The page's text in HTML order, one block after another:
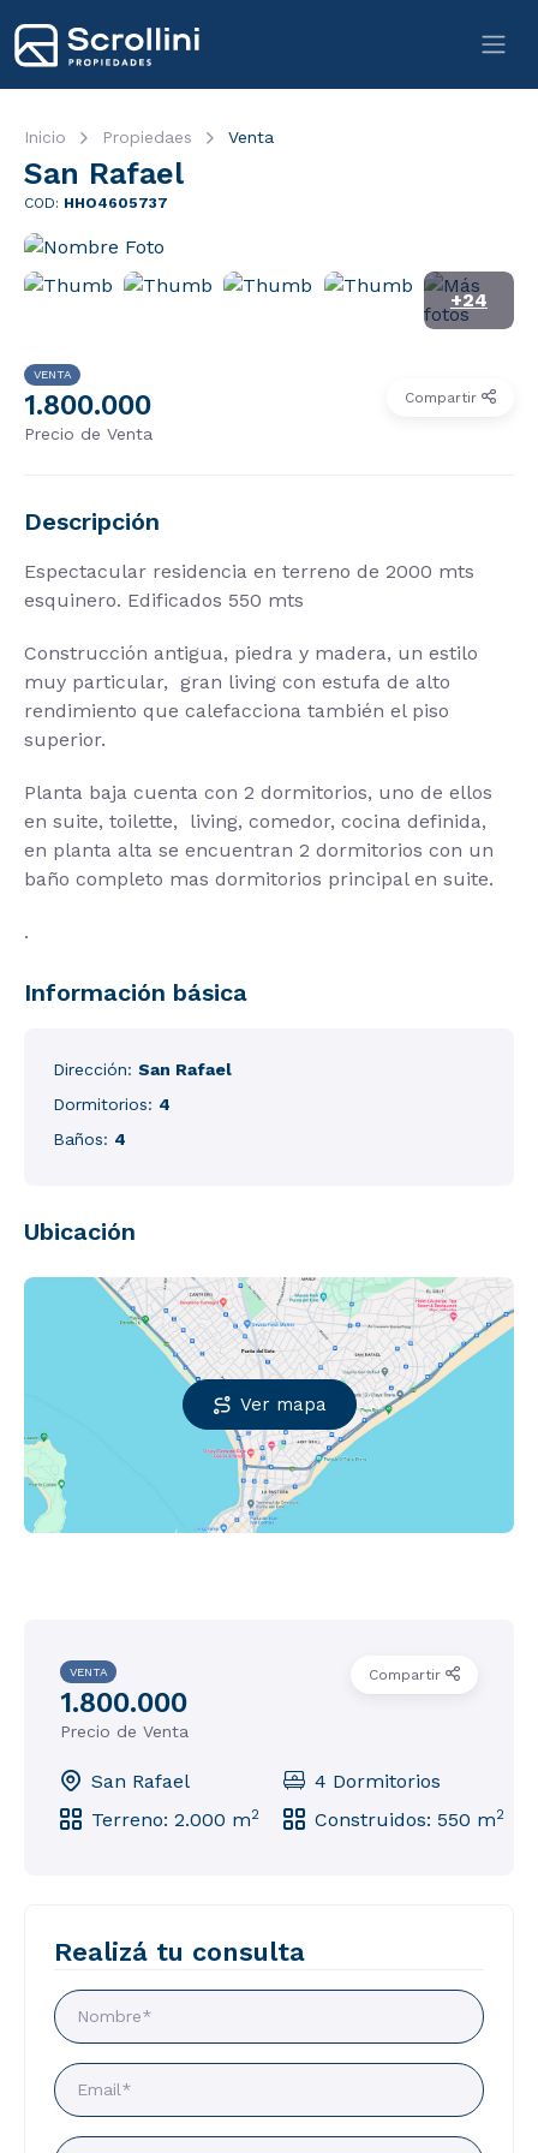
Inicio Propiedaes Venta
+24
San Rafael
COD: HHO4605737
VENTA
1.800.000
Precio de Venta
Compartir
Descripción
Espectacular residencia en terreno de 2000 mts
esquinero. Edificados 550 mts
Construcción antigua, piedra y madera, un estilo
muy particular, gran living con estufa de alto
rendimiento que calefacciona también el piso
superior.
Planta baja cuenta con 2 dormitorios, uno de ellos
en suite, toilette, living, comedor, cocina definida,
en planta alta se encuentran 2 dormitorios con un
baño completo mas dormitorios principal en suite.
.
Información básica
Dirección: San Rafael
Dormitorios: 4
Baños: 4
Ubicación
Ver mapa
VENTA
1.800.000
Precio de Venta
Compartir
San Rafael
4 Dormitorios
Terreno: 2.000 m2 Construidos: 550 m2
Realizá tu consulta